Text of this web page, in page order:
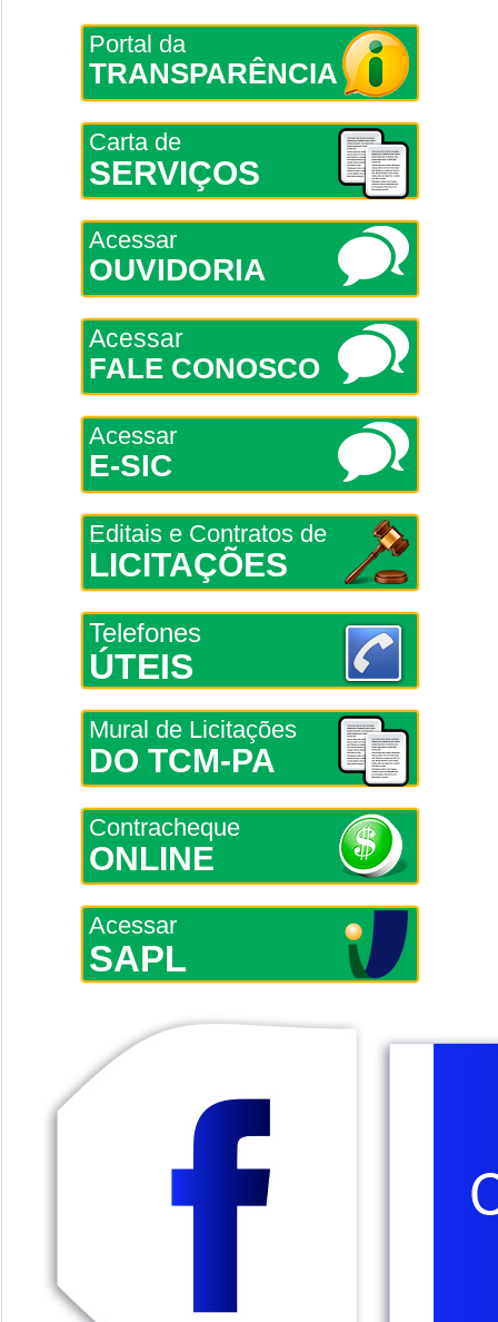
Portal da
TRANSPARÊNCIA
Carta de
SERVIÇOS
Acessar
OUVIDORIA
Acessar
FALE CONOSCO
Acessar
E-SIC
Editais e Contratos de
LICITAÇÕES
Telefones
ÚTEIS
Mural de Licitações
DO TCM-PA
Contracheque
ONLINE
Acessar
SAPL